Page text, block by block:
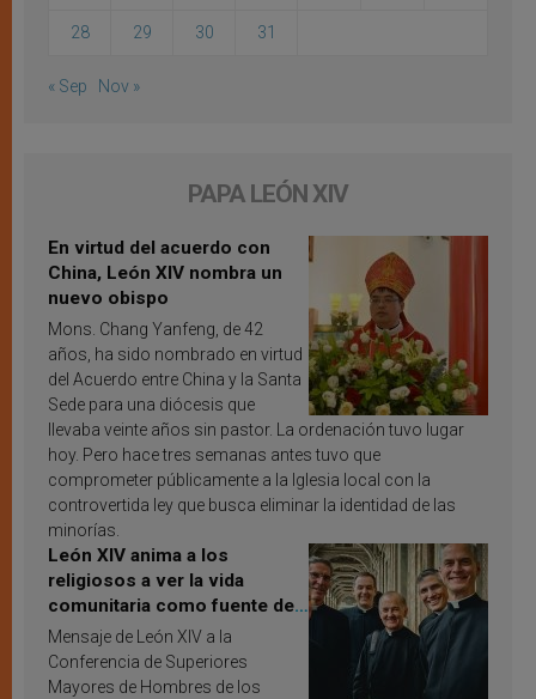
28 29 30 31
« Sep Nov »
PAPA LEÓN XIV
En virtud del acuerdo con
China, León XIV nombra un
nuevo obispo
Mons. Chang Yanfeng, de 42
años, ha sido nombrado en virtud
del Acuerdo entre China y la Santa
Sede para una diócesis que
llevaba veinte años sin pastor. La ordenación tuvo lugar
hoy. Pero hace tres semanas antes tuvo que
comprometer públicamente a la Iglesia local con la
controvertida ley que busca eliminar la identidad de las
minorías.
León XIV anima a los
religiosos a ver la vida
comunitaria como fuente de
inspiración y santificación
Mensaje de León XIV a la
Conferencia de Superiores
Mayores de Hombres de los